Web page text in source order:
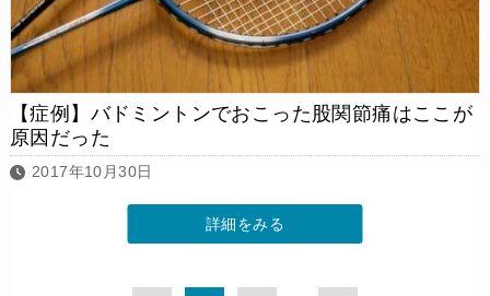
【症例】バドミントンでおこった股関節痛はここが
原因だった
2017年10月30日
詳細をみる